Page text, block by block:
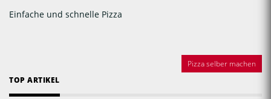
Einfache und schnelle Pizza
Pizza selber machen
TOP ARTIKEL